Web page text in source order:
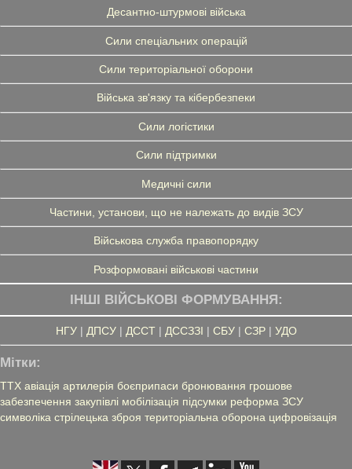
Десантно-штурмові війська
Сили спеціальних операцій
Сили територіальної оборони
Війська зв'язку та кібербезпеки
Сили логістики
Сили підтримки
Медичні сили
Частини, установи, що не належать до видів ЗСУ
Військова служба правопорядку
Розформовані військові частини
ІНШІ ВІЙСЬКОВІ ФОРМУВАННЯ:
НГУ| ДПСУ| ДССТ| ДССЗЗІ | СБУ| СЗР| УДО
Мітки:
ТТХ авіація артилерія боєприпаси бронювання грошове
забезпечення закупівлі мобілізація підсумки реформа ЗСУ
символіка стрілецька зброя територіальна оборона цифровізація